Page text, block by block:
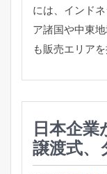
には、インド
ア諸国や中東
も販売エリア
日本企
譲渡式、